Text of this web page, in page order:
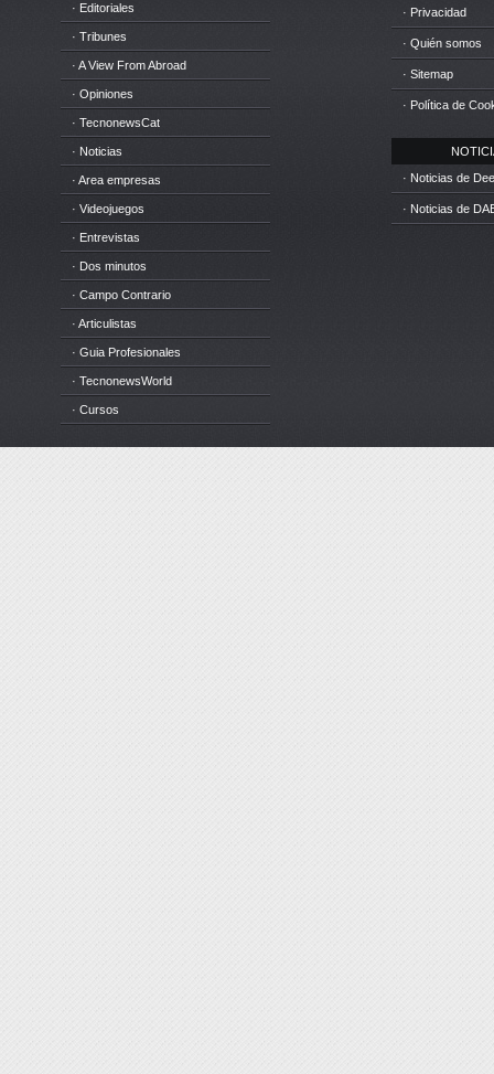
· Editoriales
· Tribunes
· A View From Abroad
· Opiniones
· TecnonewsCat
· Noticias
· Area empresas
· Videojuegos
· Entrevistas
· Dos minutos
· Campo Contrario
· Articulistas
· Guia Profesionales
· TecnonewsWorld
· Cursos
· Privacidad
· Quién somos
· Sitemap
· Política de
· Noticias de
· Noticias de